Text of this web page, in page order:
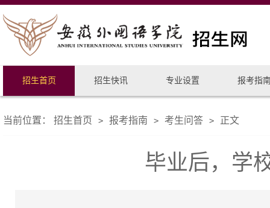
招生首页 招生快讯 专业设置 报考指
当前位置： 招生首页 > 报考指南 > 考生问答 > 正文
毕业后，学